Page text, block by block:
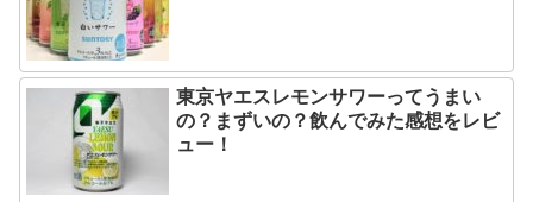
東京ヤエスレモンサワーってうまい
の？まずいの？飲んでみた感想をレビ
ュー！